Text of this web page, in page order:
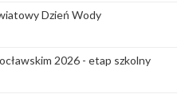
Dzień Wody
2026 - etap szkolny